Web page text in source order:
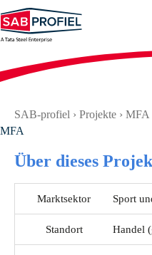
Inhalt
springen
SAB-profiel › Projekte › MFA
MFA
Über dieses
Marktsektor Sport
Standort Handel